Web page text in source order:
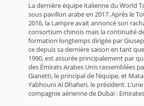
La dernière équipe italienne du World
sous pavillon arabe en 2017. Après le
2016, la Lampre avait annoncé son
consortium chinois mais la continuité
formation longtemps dirigée par
ce depuis sa dernière saison en tant
1990, est assurée principalement par
des Émirats Arabes Unis rassemblées
Gianetti, le principal de l’équipe, et
Yabhouni Al Dhaheri, le président. L’une
compagnie aérienne de Dubaï :